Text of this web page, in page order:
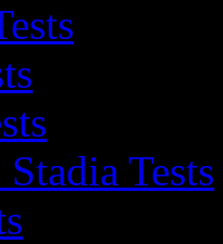
Tests